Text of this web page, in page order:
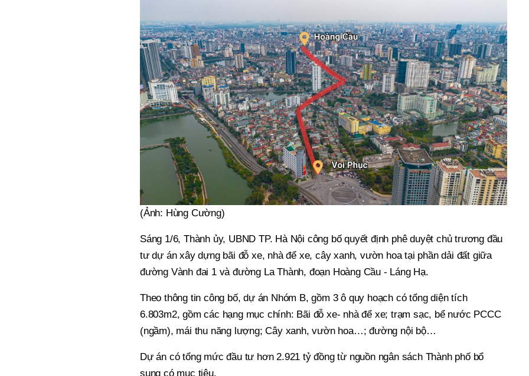
(Ảnh: Hùng Cường)
Sáng 1/6, Thành ủy, UBND TP. Hà Nội công bố quyết định phê duyệt chủ trương đầu
tư dự án xây dựng bãi đỗ xe, nhà để xe, cây xanh, vườn hoa tại phần dải đất giữa
đường Vành đai 1 và đường La Thành, đoạn Hoàng Cầu - Láng Hạ.
Theo thông tin công bố, dự án Nhóm B, gồm 3 ô quy hoạch có tổng diện tích
6.803m2, gồm các hạng mục chính: Bãi đỗ xe- nhà để xe; trạm sạc, bể nước PCCC
(ngầm), mái thu năng lượng; Cây xanh, vườn hoa…; đường nội bộ…
Dự án có tổng mức đầu tư hơn 2.921 tỷ đồng từ nguồn ngân sách Thành phố bổ
sung có mục tiêu.